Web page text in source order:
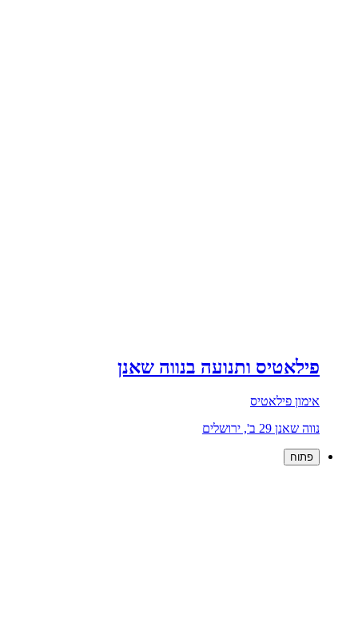
פילאטיס ותנועה בנווה שאנן
אימון פילאטיס
נווה שאנן 29 ב', ירושלים
פתוח